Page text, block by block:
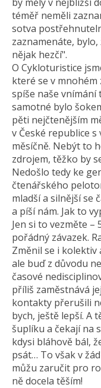
téměř neměli
sotva
zaznamenáte,
nějak hezčí".
O Cykloturistice
které se v
spíše naše vnímání
samotné bylo
pěti nejčtenějším
v České republice
měsíčně. Nebýt to
zdrojem, těžko by
Nedošlo tedy ke
čtenářského
mladší a silnější se
a píší nám. Jak to
Jen si to vezměte –
pořádný závazek.
Změnil se i kolektiv
ale buď z důvodu
časové
příliš zaměstnává
kontakty přerušili
bych, ještě lepší. A
šuplíku a čekají na
kdysi bláhově bál,
psát… To však v
můžu zaručit pro
ně docela těším!